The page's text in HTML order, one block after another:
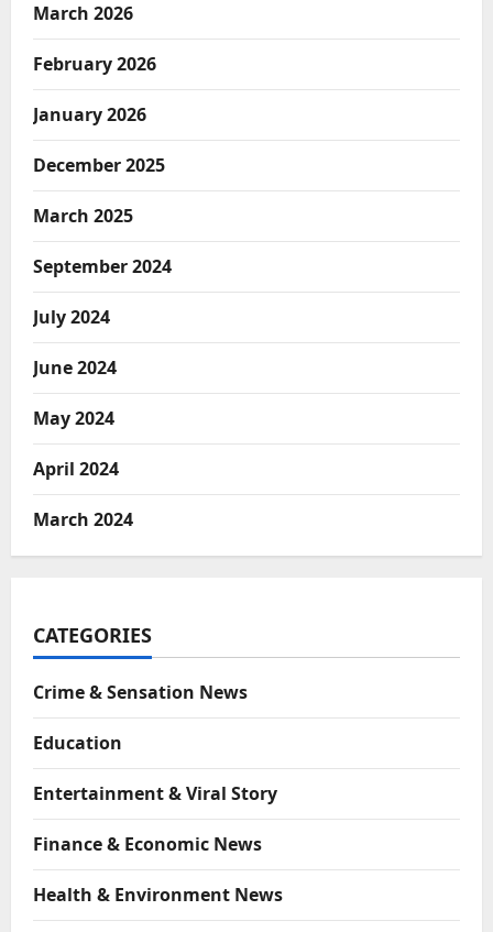
March 2026
February 2026
January 2026
December 2025
March 2025
September 2024
July 2024
June 2024
May 2024
April 2024
March 2024
CATEGORIES
Crime & Sensation News
Education
Entertainment & Viral Story
Finance & Economic News
Health & Environment News